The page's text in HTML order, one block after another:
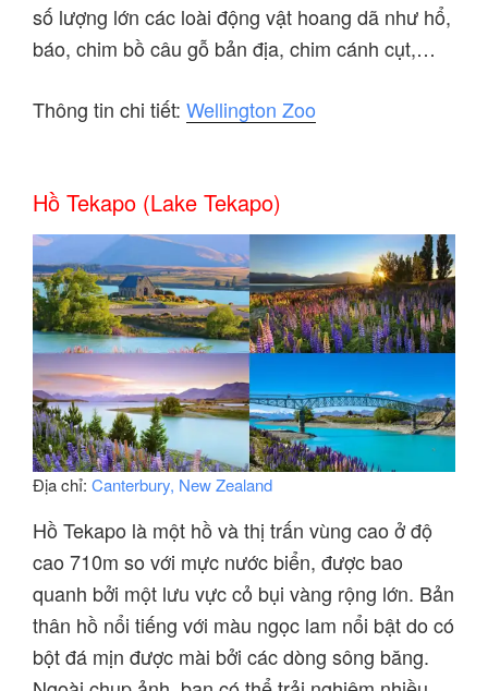
số lượng lớn các loài động vật hoang dã như hổ,
báo, chim bồ câu gỗ bản địa, chim cánh cụt,…
Thông tin chi tiết: Wellington Zoo
Hồ Tekapo (Lake Tekapo)
Địa chỉ: Canterbury, New Zealand
Hồ Tekapo là một hồ và thị trấn vùng cao ở độ
cao 710m so với mực nước biển, được bao
quanh bởi một lưu vực cỏ bụi vàng rộng lớn. Bản
thân hồ nổi tiếng với màu ngọc lam nổi bật do có
bột đá mịn được mài bởi các dòng sông băng.